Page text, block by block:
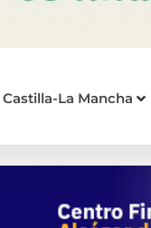
Castilla-La Mancha